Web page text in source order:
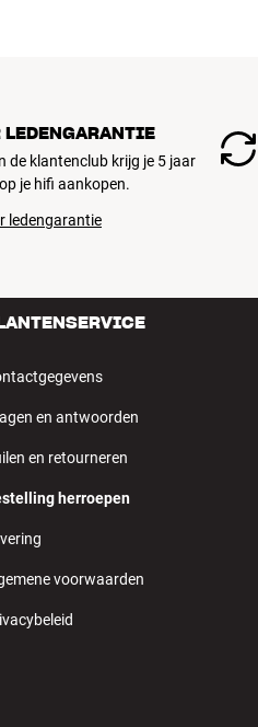
de klantenclub krijg je 5 jaar
je hifi aankopen.
ledengarantie
en antwoorden
en retourneren
herroepen
voorwaarden